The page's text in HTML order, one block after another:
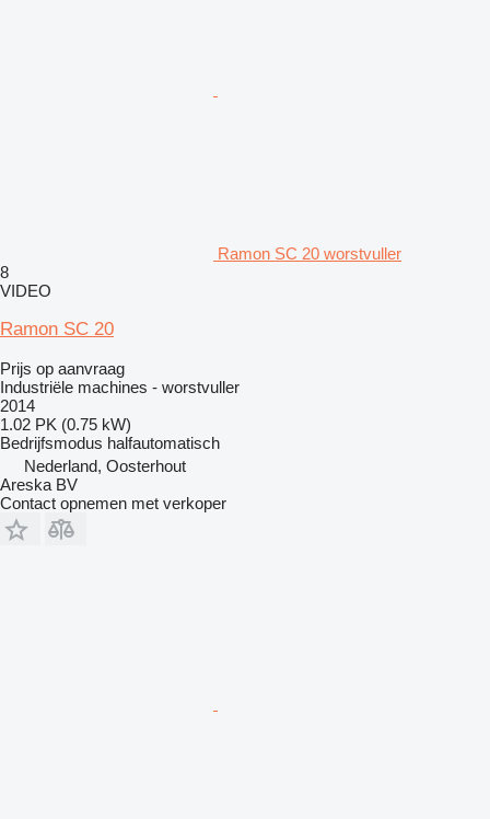
Ramon SC 20 worstvuller
8
VIDEO
Ramon SC 20
Prijs op aanvraag
Industriële machines - worstvuller
2014
1.02 PK (0.75 kW)
Bedrijfsmodus halfautomatisch
Nederland, Oosterhout
Areska BV
Contact opnemen met verkoper